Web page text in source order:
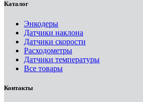
Каталог
Энкодеры
Датчики наклона
Датчики скорости
Расходометры
Датчики температуры
Все товары
Контакты